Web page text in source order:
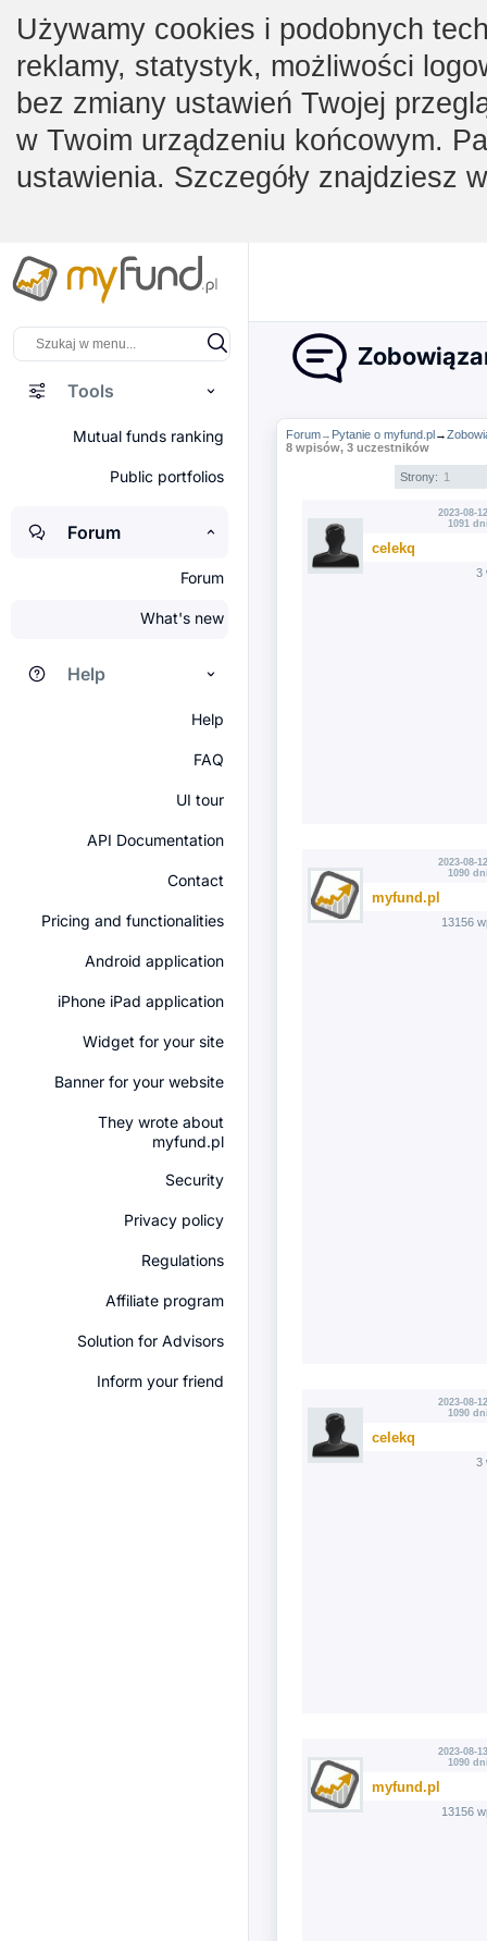
Używamy cookies i podobnych
reklamy, statystyk, możliwości
bez zmiany ustawień Twojej
w Twoim urządzeniu końcowym.
ustawienia. Szczegóły znajdziesz
Tools
Mutual funds ranking
Public portfolios
Forum
Forum
What's new
Help
Help
FAQ
UI tour
API Documentation
Contact
Pricing and functionalities
Android application
iPhone iPad application
Widget for your site
Banner for your website
They wrote about
myfund.pl
Security
Privacy policy
Regulations
Affiliate program
Solution for Advisors
Inform your friend
Forum→ Pytanie o myfund.pl→
8 wpisów, 3 uczestników
Strony: 1
2023-08-
1091
celekq
3
2023-08-
1090
myfund.pl
13156
2023-08-
1090
celekq
3
2023-08-
1090
myfund.pl
13156